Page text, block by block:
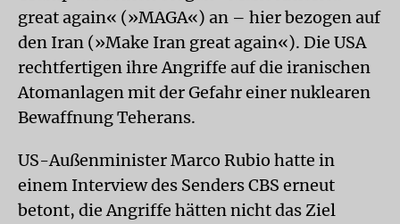
great again« (»MAGA«) an – hier bezogen auf
den Iran (»Make Iran great again«). Die USA
rechtfertigen ihre Angriffe auf die iranischen
Atomanlagen mit der Gefahr einer nuklearen
Bewaffnung Teherans.
US-Außenminister Marco Rubio hatte in
einem Interview des Senders CBS erneut
betont, die Angriffe hätten nicht das Ziel